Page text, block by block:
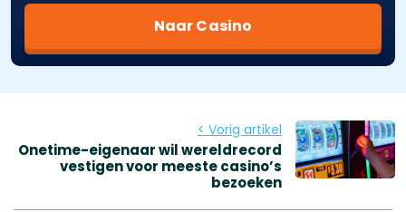
Naar Casino
< Vorig artikel
Onetime-eigenaar wil wereldrecord
vestigen voor meeste casino’s
bezoeken